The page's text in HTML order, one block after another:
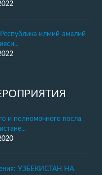
илмий-амалий
и полномочного посла
УЗБЕКИСТАН НА